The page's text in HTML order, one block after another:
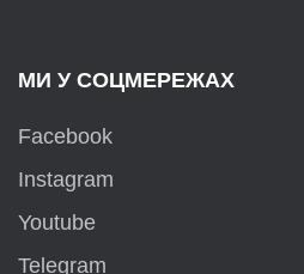
МИ У СОЦМЕРЕЖАХ
Facebook
Instagram
Youtube
Telegram